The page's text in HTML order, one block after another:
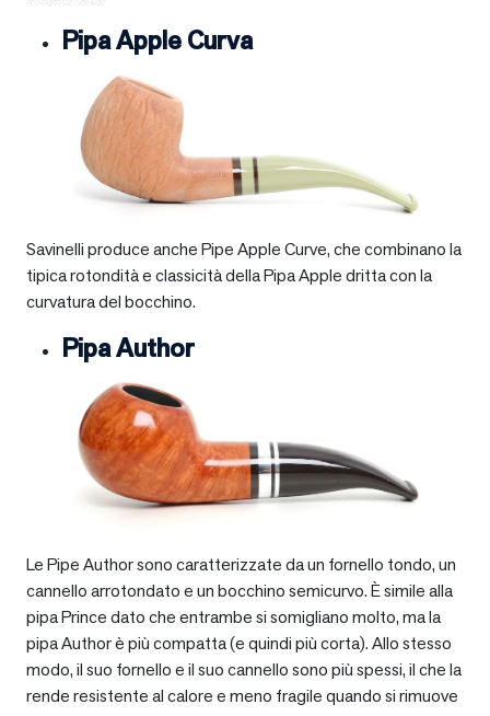
Pipa Apple Curva
Savinelli produce anche Pipe Apple Curve, che combinano la
tipica rotondità e classicità della Pipa Apple dritta con la
curvatura del bocchino.
Pipa Author
Le Pipe Author sono caratterizzate da un fornello tondo, un
cannello arrotondato e un bocchino semicurvo. È simile alla
pipa Prince dato che entrambe si somigliano molto, ma la
pipa Author è più compatta (e quindi più corta). Allo stesso
modo, il suo fornello e il suo cannello sono più spessi, il che la
rende resistente al calore e meno fragile quando si rimuove